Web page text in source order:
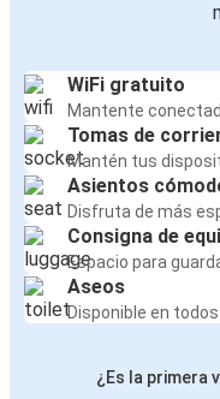
WiFi gratuito
Mantente
Tomas de
Mantén tus
Asientos
Disfruta de más
Consigna de
Espacio para
Aseos
Disponible en
¿Es la primera